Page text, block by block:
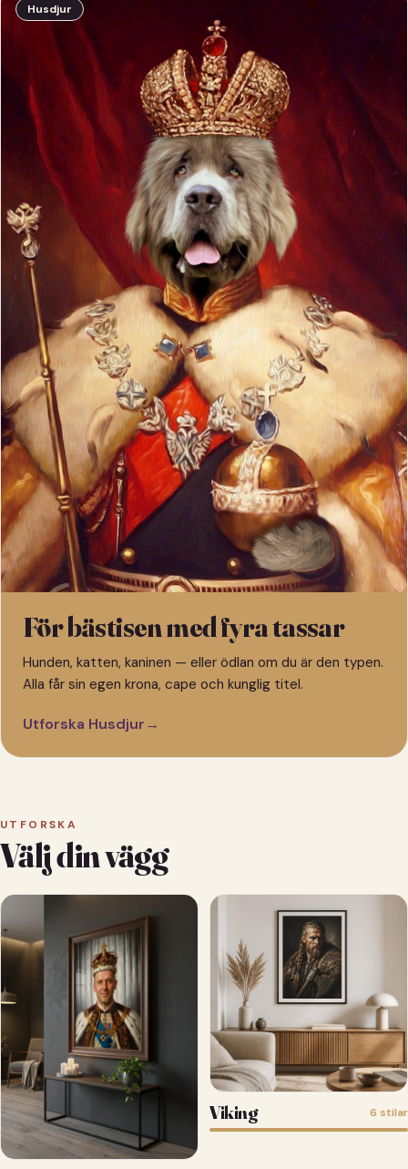
Husdjur
För bästisen med fyra tassar
Hunden, katten, kaninen — eller ödlan om du är den typen.
Alla får sin egen krona, cape och kunglig titel.
Utforska Husdjur→
UTFORSKA
Välj din vägg
Viking 6 stilar